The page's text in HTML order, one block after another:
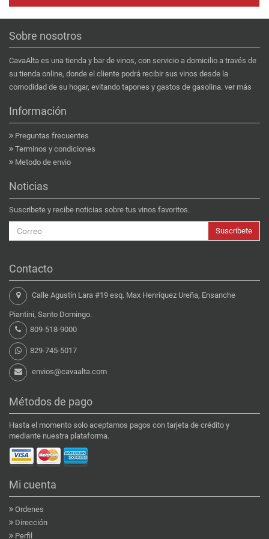
Sobre nosotros
CavaAlta es una tienda y bar de vinos, con servicio a domicilio a través de
su tienda online, donde el cliente podrá recibir sus vinos desde la
comodidad de su hogar, evitando tapones y gastos de gasolina. ver más
Información
Preguntas frecuentes
Terminos y condiciones
Metodo de envio
Noticias
Suscribete y recibe noticias sobre tus vinos favoritos.
Suscribete
Contacto
Calle Agustín Lara #19 esq. Max Henríquez Ureña, Ensanche
Piantini, Santo Domingo.
809-518-9000
829-745-5017
envios@cavaalta.com
Métodos de pago
Hasta el momento solo aceptamos pagos con tarjeta de crédito y
mediante nuestra plataforma.
Mi cuenta
Ordenes
Dirección
Perfil